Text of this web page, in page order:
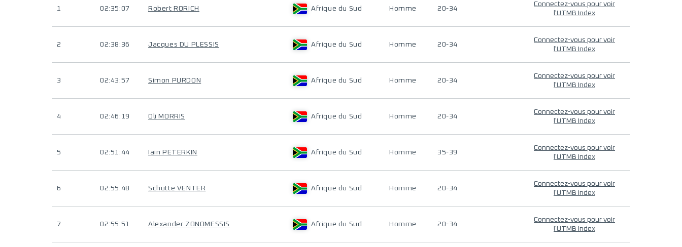
1 02:35:07 Robert RORICH Afrique du Sud Homme 20-34
Connectez-vous pour voir
l'UTMB Index
2 02:38:36 Jacques DU PLESSIS Afrique du Sud Homme 20-34
Connectez-vous pour voir
l'UTMB Index
3 02:43:57 Simon PURDON Afrique du Sud Homme 20-34
Connectez-vous pour voir
l'UTMB Index
4 02:46:19 Oli MORRIS Afrique du Sud Homme 20-34
Connectez-vous pour voir
l'UTMB Index
5 02:51:44 Iain PETERKIN Afrique du Sud Homme 35-39
Connectez-vous pour voir
l'UTMB Index
6 02:55:48 Schutte VENTER Afrique du Sud Homme 20-34
Connectez-vous pour voir
l'UTMB Index
7 02:55:51 Alexander ZONOMESSIS Afrique du Sud Homme 20-34
Connectez-vous pour voir
l'UTMB Index